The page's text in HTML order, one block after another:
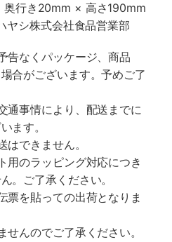
行き20mm × 高さ190mm
ヤシ株式会社食品営業部
告なくパッケージ、商品
合がございます。予めご了
通事情により、配送までに
ます。
できません。
用のラッピング対応につき
。ご了承ください。
票を貼っての出荷となりま
んのでご了承ください。